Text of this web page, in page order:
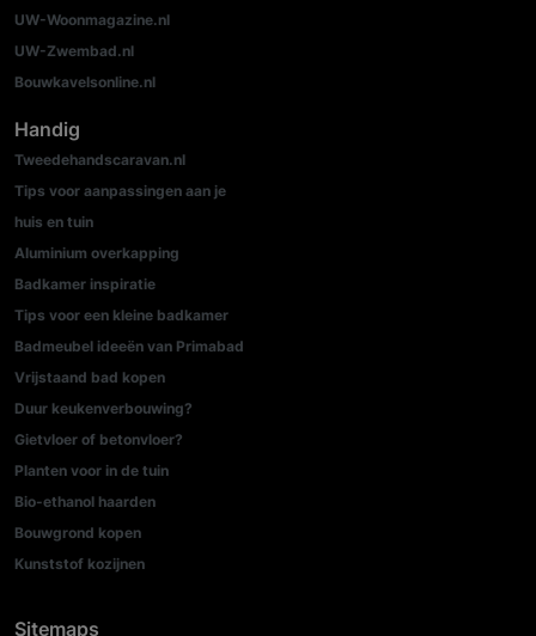
UW-Woonmagazine.nl
UW-Zwembad.nl
Bouwkavelsonline.nl
Handig
Tweedehandscaravan.nl
Tips voor aanpassingen aan je
huis en tuin
Aluminium overkapping
Badkamer inspiratie
Tips voor een kleine badkamer
Badmeubel ideeën van Primabad
Vrijstaand bad kopen
Duur keukenverbouwing?
Gietvloer of betonvloer?
Planten voor in de tuin
Bio-ethanol haarden
Bouwgrond kopen
Kunststof kozijnen
Sitemaps